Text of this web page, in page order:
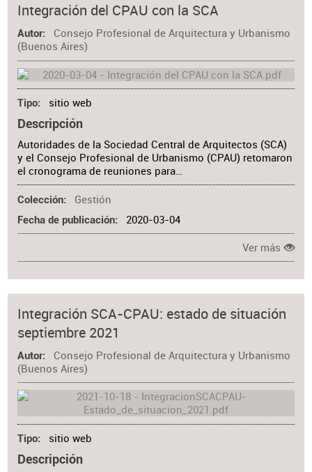
Integración del CPAU con la SCA
Autor
Consejo Profesional de Arquitectura y Urbanismo
(Buenos Aires)
Tipo sitio web
Descripción
Autoridades de la Sociedad Central de Arquitectos (SCA)
y el Consejo Profesional de Urbanismo (CPAU) retomaron
el cronograma de reuniones para…
Colección Gestión
Fecha de publicación 2020-03-04
Ver más
Integración SCA-CPAU: estado de situación
septiembre 2021
Autor
Consejo Profesional de Arquitectura y Urbanismo
(Buenos Aires)
Tipo sitio web
Descripción